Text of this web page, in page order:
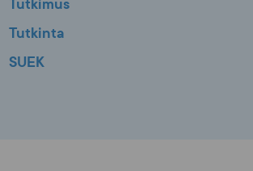
Tutkimus
Tutkinta
SUEK